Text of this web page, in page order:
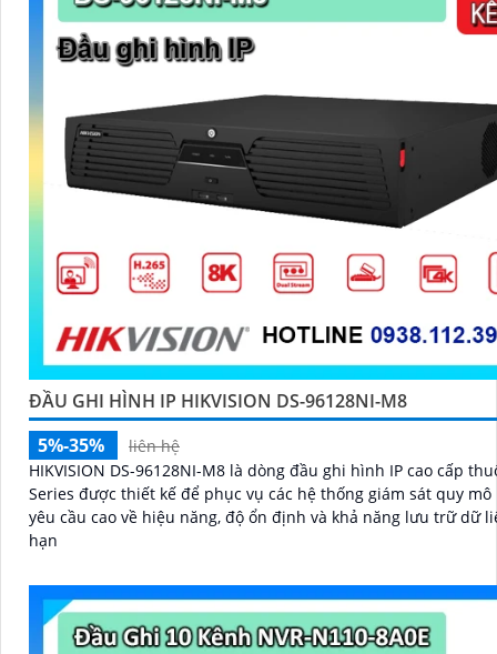
ĐẦU GHI HÌNH IP HIKVISION DS-96128NI-M8
5%-35%
liên hệ
HIKVISION DS-96128NI-M8 là dòng đầu ghi hình IP cao cấp
Series được thiết kế để phục vụ các hệ thống giám sát quy
yêu cầu cao về hiệu năng, độ ổn định và khả năng lưu trữ dữ
hạn